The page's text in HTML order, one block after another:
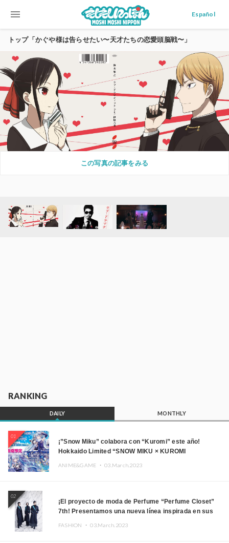
menu Español
トップ「かぐや様は告らせたい〜天才たちの恋愛頭脳戦〜」
この写真の記事をみる
RANKING
DAILY MONTHLY
01
¡”Snow Miku” colabora con “Kuromi” este año!
Hokkaido Limited “SNOW MIKU × KUROMI
ANIME&GAME ・03.March.2023
02
¡El proyecto de moda de Perfume “Perfume Closet”
7th! Presentamos una nueva línea inspirada en sus
FASHION ・03.March.2023